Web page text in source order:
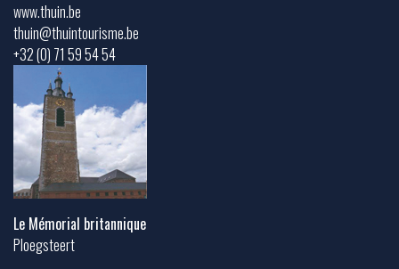
www.thuin.be
thuin@thuintourisme.be
+32 (0) 71 59 54 54
Le Mémorial britannique
Ploegsteert